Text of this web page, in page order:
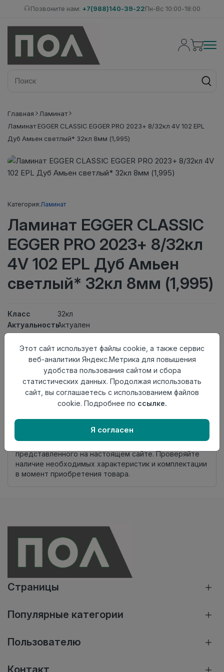
Позвоните нам: +7(988)140-39-22Пн-Вс 10:00-18:00
Главная
Ламинат
Ламинат EGGER CLASSIC EGGER PRO 2023+ 8/32кл 4V 102 EPL
Дуб Амьен светлый* 32кл 8мм (1,995)
Категория:Ламинат
Ламинат EGGER CLASSIC
EGGER PRO 2023+ 8/32кл
4V 102 EPL Дуб Амьен
светлый* 32кл 8мм (1,995)
Класс
32кл
АктуальностьАктуален
Толщина
8мм
Размер
доски
1292×193мм
Теплый пол
до +27 градусов
Фаска
4V
Замок
Clic It
Россия
Внимание! Внешний вид товара может отличаться от
представленного на настоящем сайте. Проверяйте
наличие необходимых характеристик и комплектации
в момент приобретения товара.
Страницы
Популярные категории
Пользователю
Этот сайт использует файлы cookie, а также сервис
веб-аналитики Яндекс.Метрика для повышения
удобства пользования сайтом и сбора
статистических данных. Продолжая использовать
сайт, вы соглашаетесь с использованием файлов
cookie. Подробнее по ссылке.
Я согласен